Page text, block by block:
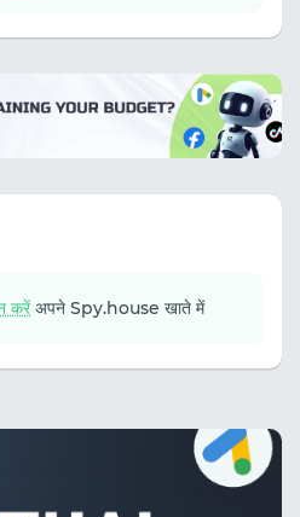
करेंअपने Spy.house खाते में